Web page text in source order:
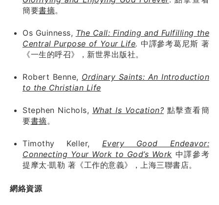
簡要書摘。
Os Guinness, The Call: Finding and Fulfilling the
Central Purpose of Your Life. 中譯參考葛尼斯 著
《一生的呼召》，新世界出版社。
Robert Benne, Ordinary Saints: An Introduction
to the Christian Life
Stephen Nichols, What Is Vocation? 點擊查看簡
要書摘。
Timothy Keller, Every Good Endeavor:
Connecting Your Work to God’s Work 中譯參考
提摩太·凱勒 著《工作的意義》，上海三聯書店。
網絡資源